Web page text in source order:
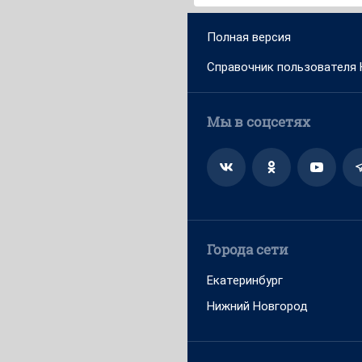
Полная версия
Справочник пользователя
Мы в соцсетях
Города сети
Екатеринбург
Нижний Новгород